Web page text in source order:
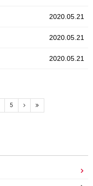
2020.05.21
2020.05.21
2020.05.21
5